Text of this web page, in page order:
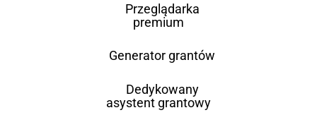
Przeglądarka
premium
Generator grantów
Dedykowany
asystent grantowy